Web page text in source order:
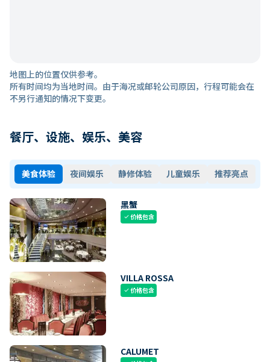
地图上的位置仅供参考。
所有时间均为当地时间。由于海况或邮轮公司原因，行程可能会在
不另行通知的情况下变更。
餐厅、设施、娱乐、美容
美食体验 夜间娱乐 静修体验 儿童娱乐 推荐亮点
黑蟹
check价格包含
VILLA ROSSA
check价格包含
CALUMET